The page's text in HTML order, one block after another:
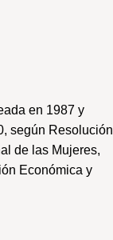
en 1987 y
según Resolución
de las Mujeres,
Económica y